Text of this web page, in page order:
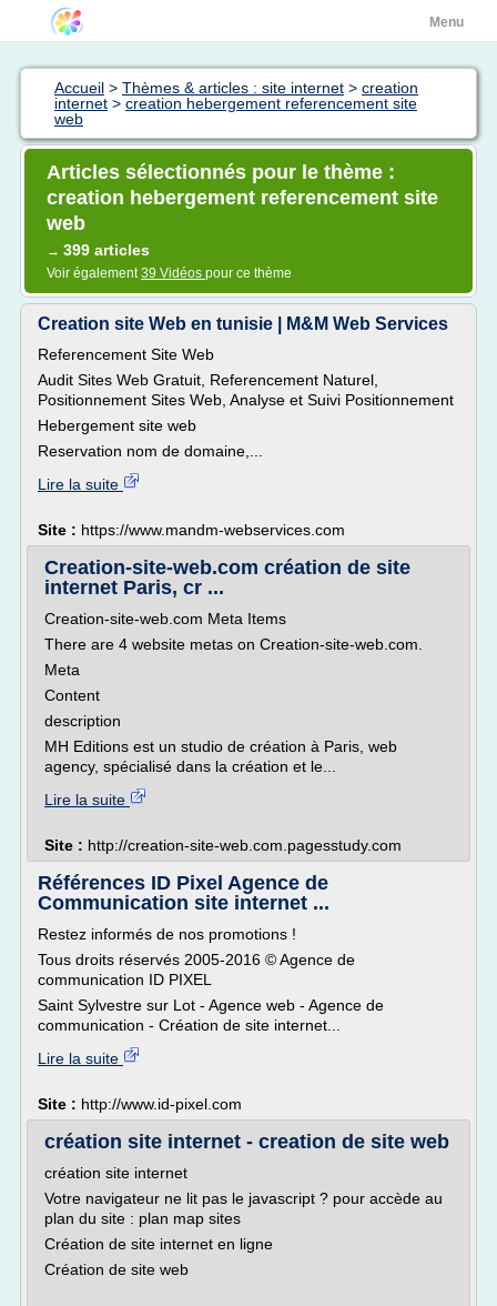
Menu
Accueil > Thèmes & articles : site internet > creation
internet > creation hebergement referencement site
web
Articles sélectionnés pour le thème :
creation hebergement referencement site
web
→ 399 articles
Voir également39 Vidéos pour ce thème
Creation site Web en tunisie | M&M Web Services
Referencement Site Web
Audit Sites Web Gratuit, Referencement Naturel,
Positionnement Sites Web, Analyse et Suivi Positionnement
Hebergement site web
Reservation nom de domaine,...
Lire la suite
Site : https://www.mandm-webservices.com
Creation-site-web.com création de site
internet Paris, cr ...
Creation-site-web.com Meta Items
There are 4 website metas on Creation-site-web.com.
Meta
Content
description
MH Editions est un studio de création à Paris, web
agency, spécialisé dans la création et le...
Lire la suite
Site : http://creation-site-web.com.pagesstudy.com
Références ID Pixel Agence de
Communication site internet ...
Restez informés de nos promotions !
Tous droits réservés 2005-2016 © Agence de
communication ID PIXEL
Saint Sylvestre sur Lot - Agence web - Agence de
communication - Création de site internet...
Lire la suite
Site : http://www.id-pixel.com
création site internet - creation de site web
création site internet
Votre navigateur ne lit pas le javascript ? pour accède au
plan du site : plan map sites
Création de site internet en ligne
Création de site web